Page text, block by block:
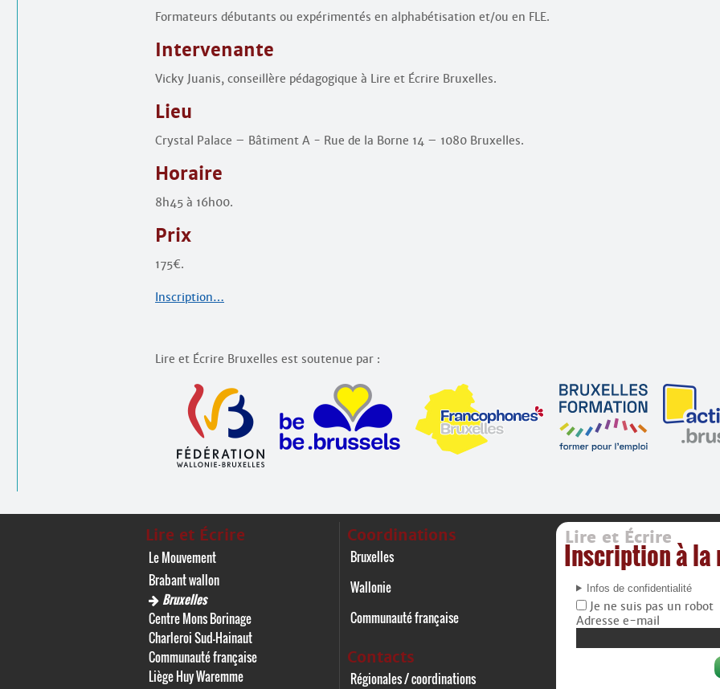
Formateurs débutants ou expérimentés en alphabétisation et/ou en FLE.
Intervenante
Vicky Juanis, conseillère pédagogique à Lire et Écrire Bruxelles.
Lieu
Crystal Palace – Bâtiment A - Rue de la Borne 14 – 1080 Bruxelles.
Horaire
8h45 à 16h00.
Prix
175€.
Inscription…
Lire et Écrire Bruxelles est soutenue par :
Lire et Écrire
Le Mouvement
Brabant wallon
Bruxelles
Centre Mons Borinage
Charleroi Sud-Hainaut
Communauté française
Liège Huy Waremme
Coordinations
Bruxelles
Wallonie
Communauté française
Contacts
Régionales / coordinations
Lire et Écrire
Inscription à la
Infos de confidentialité
Je ne suis pas un robot
Adresse e-mail